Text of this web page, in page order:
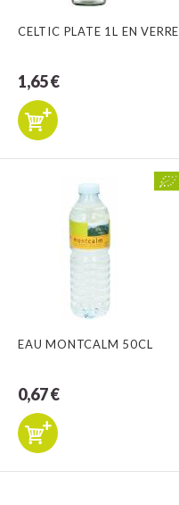
CELTIC PLATE 1L EN VERRE
1,65 €
EAU MONTCALM 50CL
0,67 €